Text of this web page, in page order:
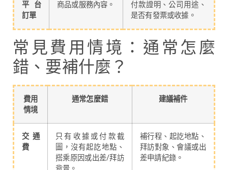
平台
訂單
商品或服務內容。
付款證明、公司用途、
是否有發票或收據。
常見費用情境：通常怎麼
錯、要補什麼？
費用
情境
通常怎麼錯 建議補件
交通
費
只有收據或付款截
圖，沒有起訖地點、
搭乘原因或出差/拜訪
補行程、起訖地點、
拜訪對象、會議或出
差申請紀錄。